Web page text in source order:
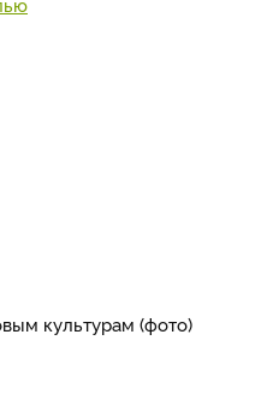
культурам (фото)